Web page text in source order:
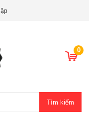
0
Tìm kiếm